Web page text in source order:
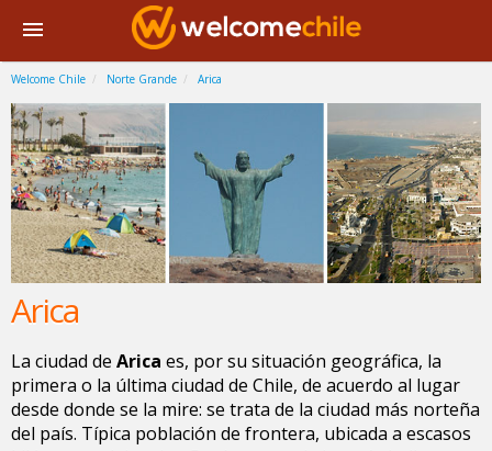
Welcome Chile Norte Grande Arica
Arica
La ciudad de Arica es, por su situación geográfica, la
primera o la última ciudad de Chile, de acuerdo al lugar
desde donde se la mire: se trata de la ciudad más norteña
del país. Típica población de frontera, ubicada a escasos